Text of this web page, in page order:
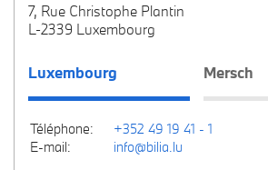
7, Rue Christophe Plantin
L-2339 Luxembourg
Luxembourg Mersch
Téléphone:
+352 49 19 41 - 1
E-mail:
info@bilia.lu